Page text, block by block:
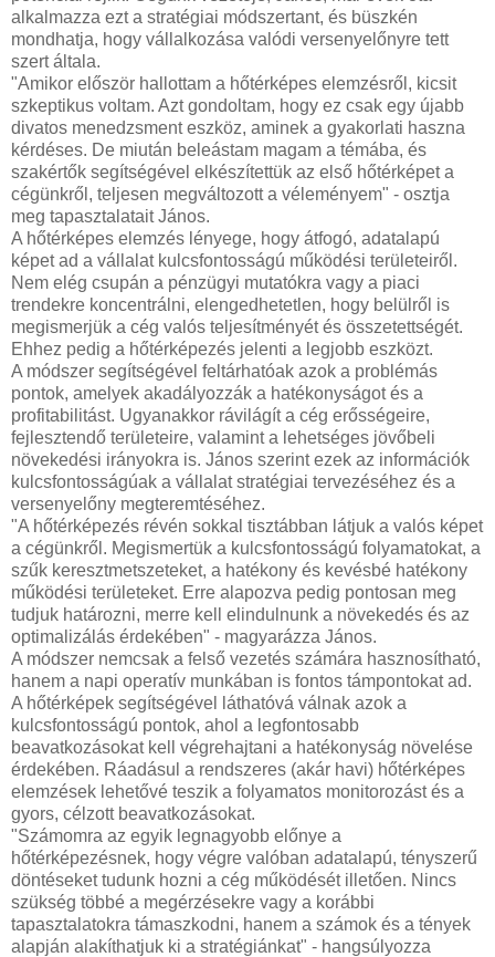
alkalmazza ezt a stratégiai módszertant, és büszkén
mondhatja, hogy vállalkozása valódi versenyelőnyre tett
szert általa.
"Amikor először hallottam a hőtérképes elemzésről, kicsit
szkeptikus voltam. Azt gondoltam, hogy ez csak egy újabb
divatos menedzsment eszköz, aminek a gyakorlati haszna
kérdéses. De miután beleástam magam a témába, és
szakértők segítségével elkészítettük az első hőtérképet a
cégünkről, teljesen megváltozott a véleményem" - osztja
meg tapasztalatait János.
A hőtérképes elemzés lényege, hogy átfogó, adatalapú
képet ad a vállalat kulcsfontosságú működési területeiről.
Nem elég csupán a pénzügyi mutatókra vagy a piaci
trendekre koncentrálni, elengedhetetlen, hogy belülről is
megismerjük a cég valós teljesítményét és összetettségét.
Ehhez pedig a hőtérképezés jelenti a legjobb eszközt.
A módszer segítségével feltárhatóak azok a problémás
pontok, amelyek akadályozzák a hatékonyságot és a
profitabilitást. Ugyanakkor rávilágít a cég erősségeire,
fejlesztendő területeire, valamint a lehetséges jövőbeli
növekedési irányokra is. János szerint ezek az információk
kulcsfontosságúak a vállalat stratégiai tervezéséhez és a
versenyelőny megteremtéséhez.
"A hőtérképezés révén sokkal tisztábban látjuk a valós képet
a cégünkről. Megismertük a kulcsfontosságú folyamatokat, a
szűk keresztmetszeteket, a hatékony és kevésbé hatékony
működési területeket. Erre alapozva pedig pontosan meg
tudjuk határozni, merre kell elindulnunk a növekedés és az
optimalizálás érdekében" - magyarázza János.
A módszer nemcsak a felső vezetés számára hasznosítható,
hanem a napi operatív munkában is fontos támpontokat ad.
A hőtérképek segítségével láthatóvá válnak azok a
kulcsfontosságú pontok, ahol a legfontosabb
beavatkozásokat kell végrehajtani a hatékonyság növelése
érdekében. Ráadásul a rendszeres (akár havi) hőtérképes
elemzések lehetővé teszik a folyamatos monitorozást és a
gyors, célzott beavatkozásokat.
"Számomra az egyik legnagyobb előnye a
hőtérképezésnek, hogy végre valóban adatalapú, tényszerű
döntéseket tudunk hozni a cég működését illetően. Nincs
szükség többé a megérzésekre vagy a korábbi
tapasztalatokra támaszkodni, hanem a számok és a tények
alapján alakíthatjuk ki a stratégiánkat" - hangsúlyozza